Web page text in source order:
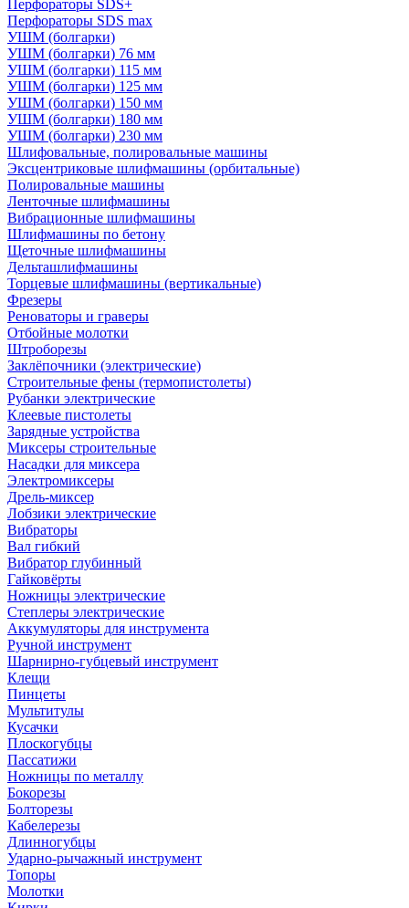
Перфораторы SDS+
Перфораторы SDS max
УШМ (болгарки)
УШМ (болгарки) 76 мм
УШМ (болгарки) 115 мм
УШМ (болгарки) 125 мм
УШМ (болгарки) 150 мм
УШМ (болгарки) 180 мм
УШМ (болгарки) 230 мм
Шлифовальные, полировальные машины
Эксцентриковые шлифмашины (орбитальные)
Полировальные машины
Ленточные шлифмашины
Вибрационные шлифмашины
Шлифмашины по бетону
Щеточные шлифмашины
Дельташлифмашины
Торцевые шлифмашины (вертикальные)
Фрезеры
Реноваторы и граверы
Отбойные молотки
Штроборезы
Заклёпочники (электрические)
Строительные фены (термопистолеты)
Рубанки электрические
Клеевые пистолеты
Зарядные устройства
Миксеры строительные
Насадки для миксера
Электромиксеры
Дрель-миксер
Лобзики электрические
Вибраторы
Вал гибкий
Вибратор глубинный
Гайковёрты
Ножницы электрические
Степлеры электрические
Аккумуляторы для инструмента
Ручной инструмент
Шарнирно-губцевый инструмент
Клещи
Пинцеты
Мультитулы
Кусачки
Плоскогубцы
Пассатижи
Ножницы по металлу
Бокорезы
Болторезы
Кабелерезы
Длинногубцы
Ударно-рычажный инструмент
Топоры
Молотки